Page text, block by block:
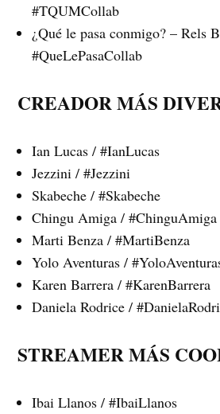
#TQUMCollab
¿Qué le pasa conmigo? –
#QueLePasaCollab
CREADOR MÁS
Ian Lucas / #IanLucas
Jezzini / #Jezzini
Skabeche / #Skabeche
Chingu Amiga / #ChinguAmiga
Marti Benza / #MartiBenza
Yolo Aventuras /
Karen Barrera / #KarenBarrera
Daniela Rodrice /
STREAMER MÁS
Ibai Llanos / #IbaiLlanos